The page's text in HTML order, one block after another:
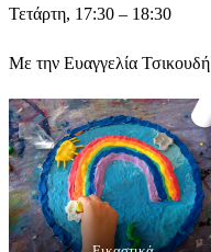
Τετάρτη, 17:30 – 18:30
Με την Ευαγγελία Τσικουδή